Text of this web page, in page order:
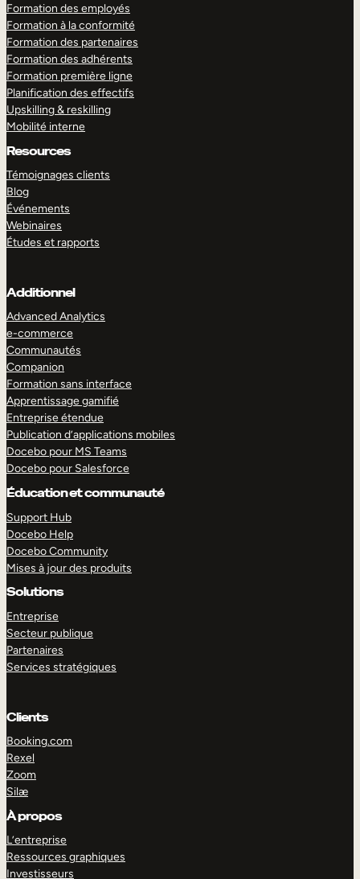
Formation des employés
Formation à la conformité
Formation des partenaires
Formation des adhérents
Formation première ligne
Planification des effectifs
Upskilling & reskilling
Mobilité interne
Resources
Témoignages clients
Blog
Événements
Webinaires
Études et rapports
Additionnel
Advanced Analytics
e-commerce
Communautés
Companion
Formation sans interface
Apprentissage gamifié
Entreprise étendue
Publication d’applications mobiles
Docebo pour MS Teams
Docebo pour Salesforce
Éducation et communauté
Support Hub
Docebo Help
Docebo Community
Mises à jour des produits
Solutions
Entreprise
Secteur publique
Partenaires
Services stratégiques
Clients
Booking.com
Rexel
Zoom
Silæ
À propos
L’entreprise
Ressources graphiques
Investisseurs